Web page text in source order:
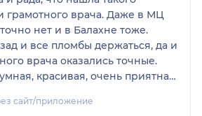
грамотного врача. Даже в МЦ
нет и в Балахне тоже.
и все пломбы держаться, да и
врача оказались точные.
красивая, очень приятная.
сайт/приложение